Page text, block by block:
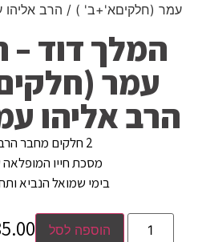
עמר (חלקיםא'+ב' ) / הרב אליהו
המלך דוד –
עמר
הרב אליהו
2 חלקים מחבר הרב אליהו עמר
מסכת חייו
בימי שמואל הנביא
הוספה לסל